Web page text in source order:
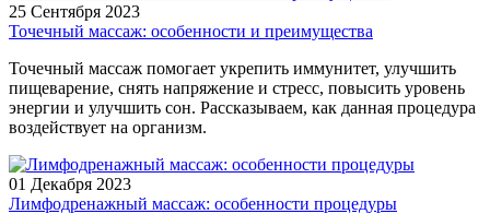
25 Сентября 2023
Точечный массаж: особенности и преимущества
Точечный массаж помогает укрепить иммунитет, улучшить
пищеварение, снять напряжение и стресс, повысить уровень
энергии и улучшить сон. Рассказываем, как данная процедура
воздействует на организм.
01 Декабря 2023
Лимфодренажный массаж: особенности процедуры